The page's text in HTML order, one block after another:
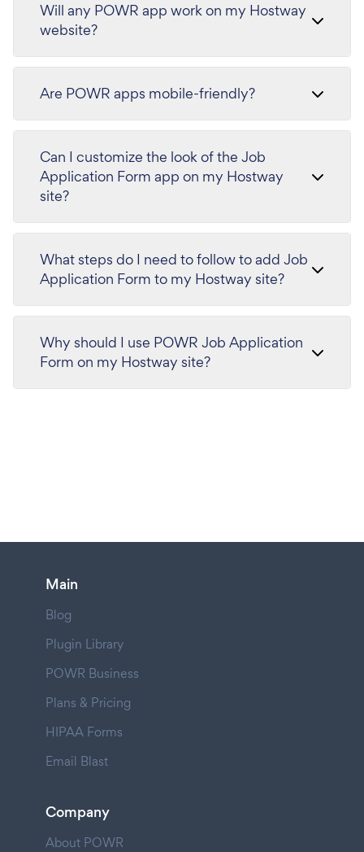
Will any POWR app work on my Hostway
website?
Are POWR apps mobile-friendly?
Can I customize the look of the Job
Application Form app on my Hostway
site?
What steps do I need to follow to add Job
Application Form to my Hostway site?
Why should I use POWR Job Application
Form on my Hostway site?
Main
Blog
Plugin Library
POWR Business
Plans & Pricing
HIPAA Forms
Email Blast
Company
About POWR